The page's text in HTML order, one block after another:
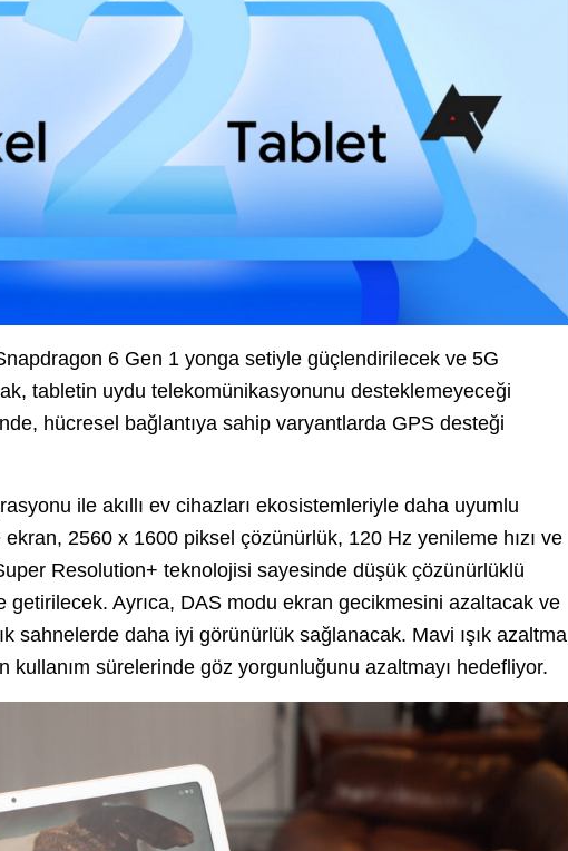
6 Gen 1 yonga setiyle güçlendirilecek ve 5G
tabletin uydu telekomünikasyonunu desteklemeyeceği
hücresel bağlantıya sahip varyantlarda GPS desteği
ile akıllı ev cihazları ekosistemleriyle daha uyumlu
2560 x 1600 piksel çözünürlük, 120 Hz yenileme hızı ve
Resolution+ teknolojisi sayesinde düşük çözünürlüklü
getirilecek. Ayrıca, DAS modu ekran gecikmesini azaltacak ve
sahnelerde daha iyi görünürlük sağlanacak. Mavi ışık azaltma
kullanım sürelerinde göz yorgunluğunu azaltmayı hedefliyor.